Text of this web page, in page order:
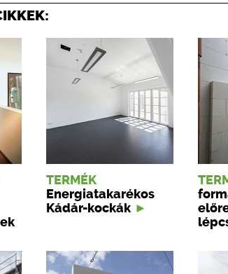
TERMÉK
Energiatakarékos
Kádár-kockák